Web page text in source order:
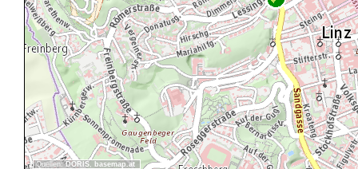
Quellen:DORIS, basemap.at